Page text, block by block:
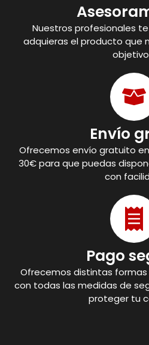
Nuestros profesionales
adquieras el producto que
Envío
Ofrecemos envío gratuito
30€ para que puedas
con
Pago
Ofrecemos distintas
con todas las medidas de
proteger tu